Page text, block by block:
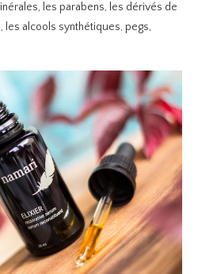
les parabens, les dérivés de
les alcools synthétiques, pegs,